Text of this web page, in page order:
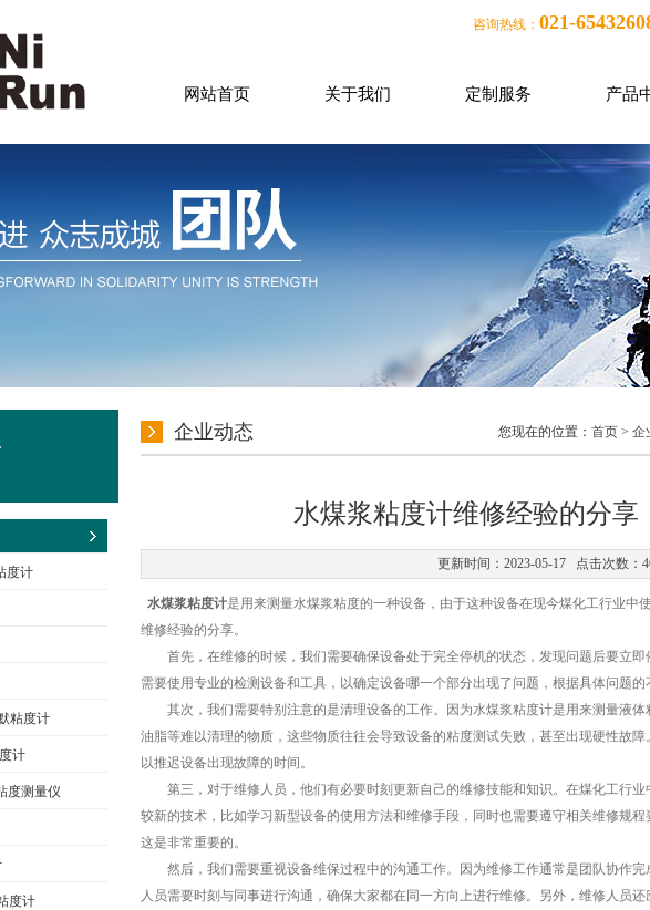
咨询热线： 021-
网站首页 关于我们 定制服务 产品
度计
粘度计
计
度测量仪
度计
企业动态 您现在的位置： 首页 > 企
水煤浆粘度计维修经验的分享
更新时间：2023-05-17 点击次数：
水煤浆粘度计是用来测量水煤浆粘度的一种设备，由于这种设备在现今煤化工行业中
维修经验的分享。
首先，在维修的时候，我们需要确保设备处于完全停机的状态，发现问题后要立即
需要使用专业的检测设备和工具，以确定设备哪一个部分出现了问题，根据具体问题的
其次，我们需要特别注意的是清理设备的工作。因为水煤浆粘度计是用来测量液体
油脂等难以清理的物质，这些物质往往会导致设备的粘度测试失败，甚至出现硬性故
以推迟设备出现故障的时间。
第三，对于维修人员，他们有必要时刻更新自己的维修技能和知识。在煤化工行业
较新的技术，比如学习新型设备的使用方法和维修手段，同时也需要遵守相关维修规
这是非常重要的。
然后，我们需要重视设备维保过程中的沟通工作。因为维修工作通常是团队协作完
人员需要时刻与同事进行沟通，确保大家都在同一方向上进行维修。另外，维修人员